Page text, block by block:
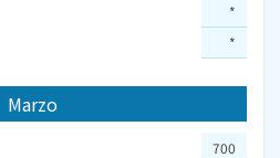
*
*
Marzo
700